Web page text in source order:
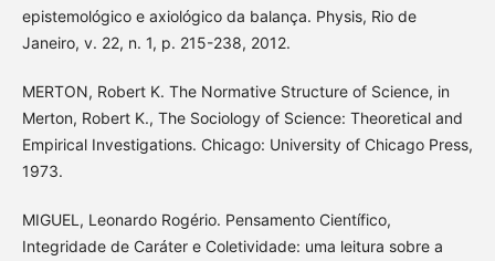
epistemológico e axiológico da balança. Physis, Rio de
Janeiro, v. 22, n. 1, p. 215-238, 2012.
MERTON, Robert K. The Normative Structure of Science, in
Merton, Robert K., The Sociology of Science: Theoretical and
Empirical Investigations. Chicago: University of Chicago Press,
1973.
MIGUEL, Leonardo Rogério. Pensamento Científico,
Integridade de Caráter e Coletividade: uma leitura sobre a